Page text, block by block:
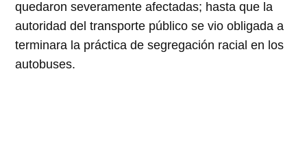
quedaron severamente afectadas; hasta que la
autoridad del transporte público se vio obligada a
terminara la práctica de segregación racial en los
autobuses.